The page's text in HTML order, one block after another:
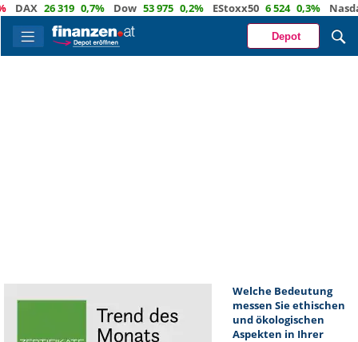
DAX 26 319 0,7% Dow 53 975 0,2% EStoxx50 6 524 0,3% Nasdaq
Depot
Welche Bedeutung
messen Sie ethischen
und ökologischen
Aspekten in Ihrer